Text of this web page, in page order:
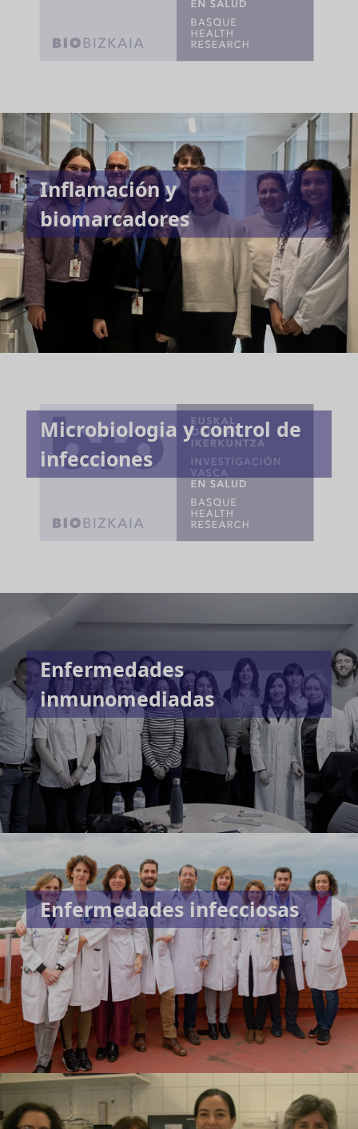
Inflamación y
biomarcadores
Microbiologia y control de
infecciones
Enfermedades
inmunomediadas
Enfermedades infecciosas